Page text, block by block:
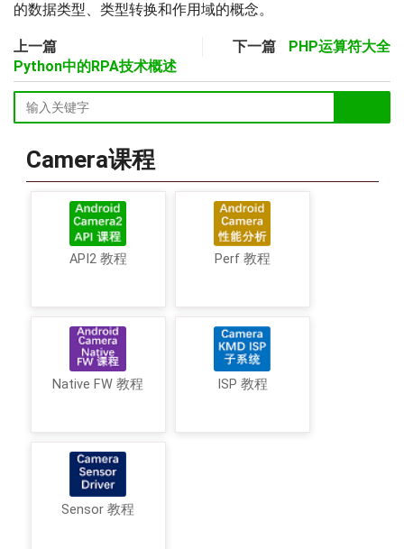
的数据类型、类型转换和作用域的概念。
上一篇
Python中的RPA技术概述
下一篇 PHP运算符大全
Camera课程
API2 教程 Perf 教程
Native FW 教程 ISP 教程
Sensor 教程